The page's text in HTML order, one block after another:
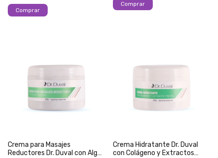
Comprar
Crema para Masajes
Reductores Dr. Duval con Algas
Crema Hidratante Dr. Duval
con Colágeno y Extractos